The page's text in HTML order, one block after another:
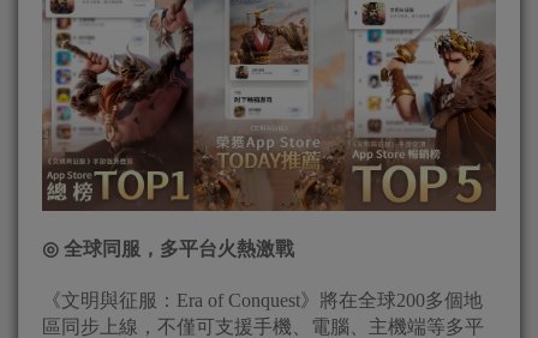
◎ 全球同服，多平台火熱激戰
《文明與征服：Era of Conquest》將在全球200多個地
區同步上線，不僅可支援手機、電腦、主機端等多平